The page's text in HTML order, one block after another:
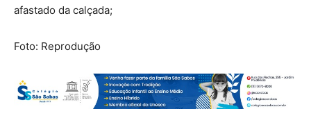
afastado da calçada;
Foto: Reprodução